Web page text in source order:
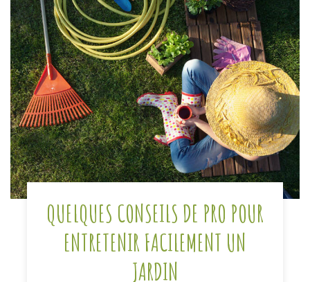
QUELQUES CONSEILS DE PRO POUR
ENTRETENIR FACILEMENT UN
JARDIN